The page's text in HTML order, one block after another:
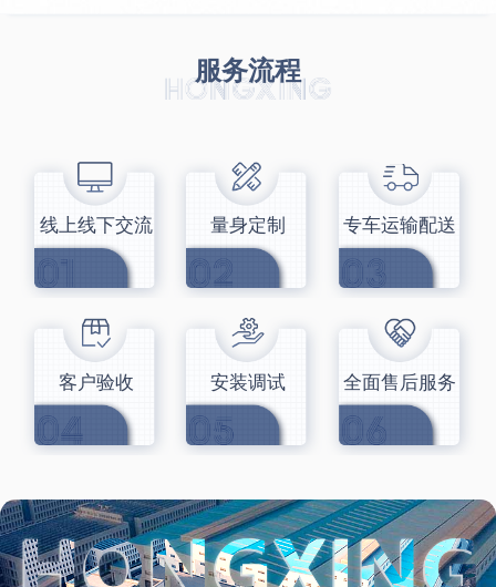
服务流程
线上线下交流 量身定制 专车运输配送
客户验收 安装调试 全面售后服务